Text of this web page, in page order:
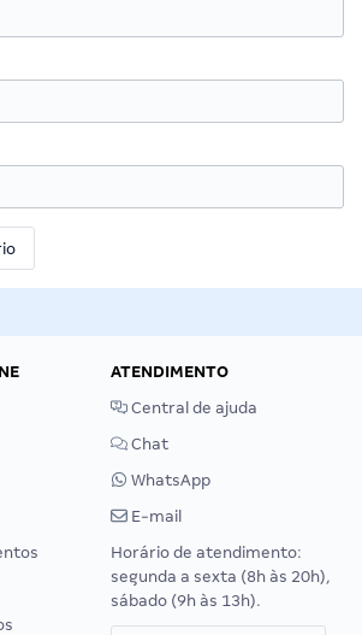
ATENDIMENTO
Central de ajuda
Chat
WhatsApp
E-mail
Horário de atendimento:
segunda a sexta (8h às 20h),
sábado (9h às 13h).